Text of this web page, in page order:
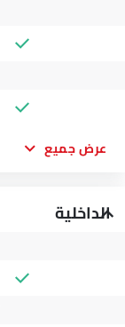
عرض جميع
الداخلية